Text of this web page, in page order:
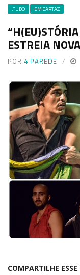
.TUDO EM CARTAZ
ESTREIA
POR 4 PAREDE
COMPARTILHE